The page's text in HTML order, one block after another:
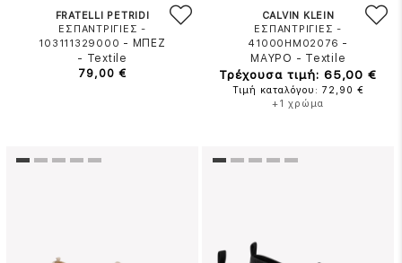
FRATELLI PETRIDI
ΕΣΠΑΝΤΡΙΓΙΕΣ -
103111329000 - ΜΠΕΖ
- Textile
79,00 €
CALVIN KLEIN
ΕΣΠΑΝΤΡΙΓΙΕΣ -
41000HM02076 -
ΜΑΥΡΟ - Textile
Τρέχουσα τιμή: 65,00 €
Τιμή καταλόγου: 72,90 €
+1 χρώμα